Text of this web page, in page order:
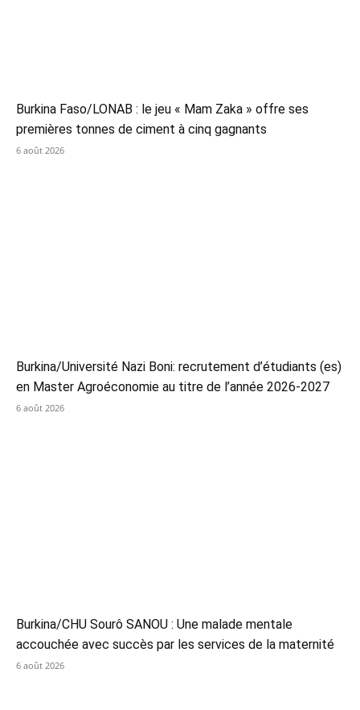
Burkina Faso/LONAB : le jeu « Mam Zaka » offre ses
premières tonnes de ciment à cinq gagnants
6 août 2026
Burkina/Université Nazi Boni: recrutement d’étudiants (es)
en Master Agroéconomie au titre de l’année 2026-2027
6 août 2026
Burkina/CHU Sourô SANOU : Une malade mentale
accouchée avec succès par les services de la maternité
6 août 2026